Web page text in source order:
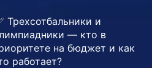
Трехсотбальники и
— кто в
на бюджет и как
работает?